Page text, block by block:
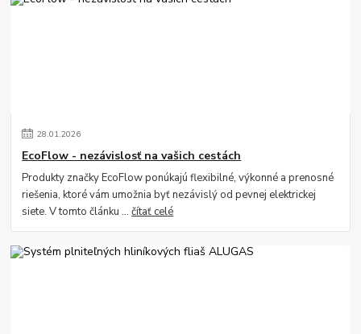
28.01.2026
EcoFlow - nezávislosť na vašich cestách
Produkty značky EcoFlow ponúkajú flexibilné, výkonné a prenosné
riešenia, ktoré vám umožnia byť nezávislý od pevnej elektrickej
siete. V tomto článku ...čítať celé